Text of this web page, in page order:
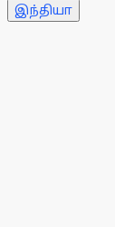
இந்தியா